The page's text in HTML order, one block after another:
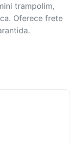
trampolim,
Oferece frete